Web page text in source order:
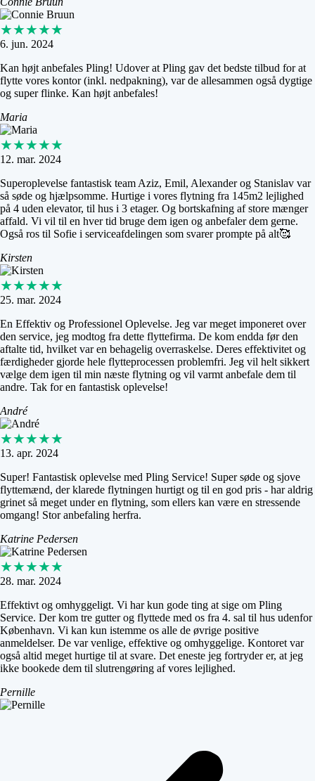
★★★★★
6. jun. 2024
Kan højt anbefales Pling! Udover at Pling gav det bedste tilbud for at
flytte vores kontor (inkl. nedpakning), var de allesammen også dygtige
og super flinke. Kan højt anbefales!
Maria
★★★★★
12. mar. 2024
Superoplevelse fantastisk team Aziz, Emil, Alexander og Stanislav var
så søde og hjælpsomme. Hurtige i vores flytning fra 145m2 lejlighed
på 4 uden elevator, til hus i 3 etager. Og bortskafning af store mænger
affald. Vi vil til en hver tid bruge dem igen og anbefaler dem gerne.
Også ros til Sofie i serviceafdelingen som svarer prompte på alt🥰
Kirsten
★★★★★
25. mar. 2024
En Effektiv og Professionel Oplevelse. Jeg var meget imponeret over
den service, jeg modtog fra dette flyttefirma. De kom endda før den
aftalte tid, hvilket var en behagelig overraskelse. Deres effektivitet og
færdigheder gjorde hele flytteprocessen problemfri. Jeg vil helt sikkert
vælge dem igen til min næste flytning og vil varmt anbefale dem til
andre. Tak for en fantastisk oplevelse!
André
★★★★★
13. apr. 2024
Super! Fantastisk oplevelse med Pling Service! Super søde og sjove
flyttemænd, der klarede flytningen hurtigt og til en god pris - har aldrig
grinet så meget under en flytning, som ellers kan være en stressende
omgang! Stor anbefaling herfra.
Katrine Pedersen
★★★★★
28. mar. 2024
Effektivt og omhyggeligt. Vi har kun gode ting at sige om Pling
Service. Der kom tre gutter og flyttede med os fra 4. sal til hus udenfor
København. Vi kan kun istemme os alle de øvrige positive
anmeldelser. De var venlige, effektive og omhyggelige. Kontoret var
også altid meget hurtige til at svare. Det eneste jeg fortryder er, at jeg
ikke bookede dem til slutrengøring af vores lejlighed.
Pernille